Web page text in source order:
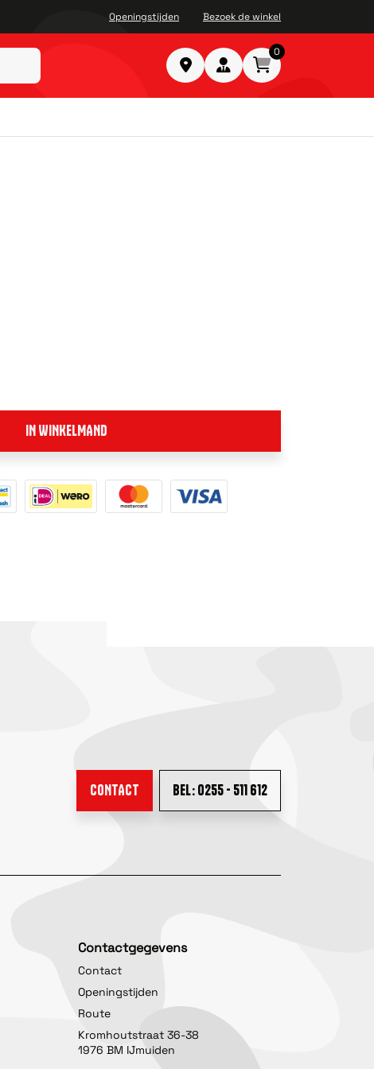
Openingstijden Bezoek de winkel
0
IN WINKELMAND
CONTACT BEL: 0255 - 511 612
Contactgegevens
Contact
Openingstijden
Route
Kromhoutstraat 36-38
1976 BM IJmuiden